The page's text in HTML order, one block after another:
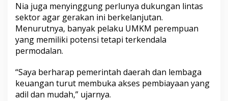
Nia juga menyinggung perlunya dukungan lintas
sektor agar gerakan ini berkelanjutan.
Menurutnya, banyak pelaku UMKM perempuan
yang memiliki potensi tetapi terkendala
permodalan.
“Saya berharap pemerintah daerah dan lembaga
keuangan turut membuka akses pembiayaan yang
adil dan mudah,” ujarnya.